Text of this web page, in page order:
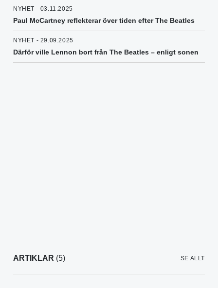
NYHET - 03.11.2025
Paul McCartney reflekterar över tiden efter The Beatles
NYHET - 29.09.2025
Därför ville Lennon bort från The Beatles – enligt sonen
ARTIKLAR (5) SE ALLT